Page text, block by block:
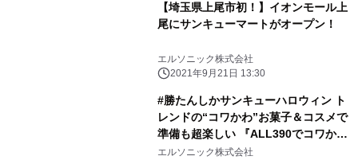
【埼玉県上尾市初！】イオンモール上
尾にサンキューマートがオープン！
エルソニック株式会社
2021年9月21日 13:30
#勝たんしかサンキューハロウィン ト
レンドの“コワかわ”お菓子＆コスメで
準備も超楽しい 『ALL390でコワかわ
ハロウィン』が9月24日(金) からスタ
エルソニック株式会社